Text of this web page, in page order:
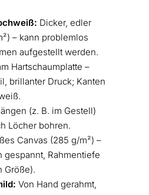
Dicker, edler
– kann problemlos
aufgestellt werden.
Hartschaumplatte –
brillanter Druck; Kanten
(z. B. im Gestell)
Löcher bohren.
Canvas (285 g/m²) –
gespannt, Rahmentiefe
Größe).
Von Hand gerahmt,